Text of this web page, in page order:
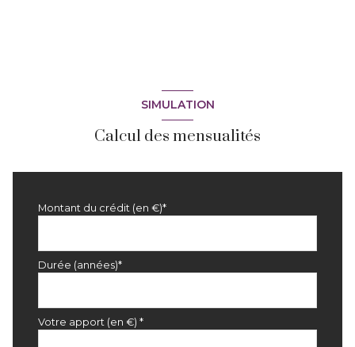
SIMULATION
Calcul des mensualités
Montant du crédit (en €)*
Durée (années)*
Votre apport (en €) *